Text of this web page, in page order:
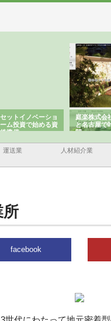
ットイノベーショ
ム投資で始める資
準備
庭楽株式会
と名古屋で
間
運送業 人材紹介業
所
facebook